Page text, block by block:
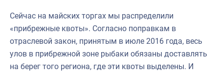
Сейчас на майских торгах мы распределили
«прибрежные квоты». Согласно поправкам в
отраслевой закон, принятым в июле 2016 года, весь
улов в прибрежной зоне рыбаки обязаны доставлять
на берег того региона, где эти квоты выделены. И